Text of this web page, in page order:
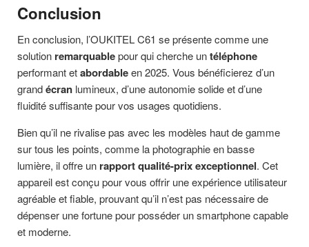
Conclusion
En conclusion, l’OUKITEL C61 se présente comme une
solution remarquablepour qui cherche untéléphone
performant etabordableen 2025. Vous bénéficierez d’un
grandécran lumineux, d’une autonomie solide et d’une
fluidité suffisante pour vos usages quotidiens.
Bien qu’il ne rivalise pas avec les modèles haut de gamme
sur tous les points, comme la photographie en basse
lumière, il offre un rapport qualité-prix exceptionnel. Cet
appareil est conçu pour vous offrir une expérience utilisateur
agréable et fiable, prouvant qu’il n’est pas nécessaire de
dépenser une fortune pour posséder un smartphone capable
et moderne.